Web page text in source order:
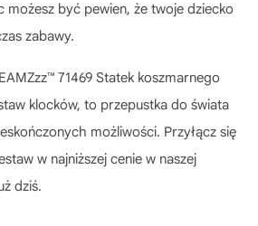
możesz być pewien, że twoje dziecko
zabawy.
71469 Statek koszmarnego
klocków, to przepustka do świata
możliwości. Przyłącz się
w najniższej cenie w naszej
dziś.